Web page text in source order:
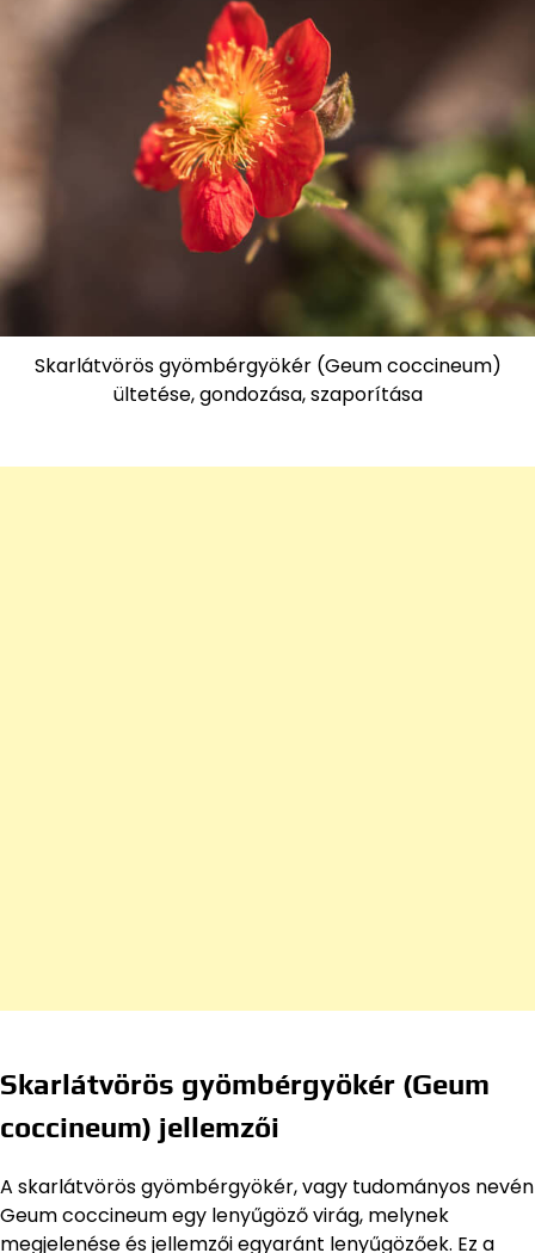
Skarlátvörös gyömbérgyökér (Geum coccineum)
ültetése, gondozása, szaporítása
Skarlátvörös gyömbérgyökér (Geum
coccineum) jellemzői
A skarlátvörös gyömbérgyökér, vagy tudományos nevén
Geum coccineum egy lenyűgöző virág, melynek
megjelenése és jellemzői egyaránt lenyűgözőek. Ez a